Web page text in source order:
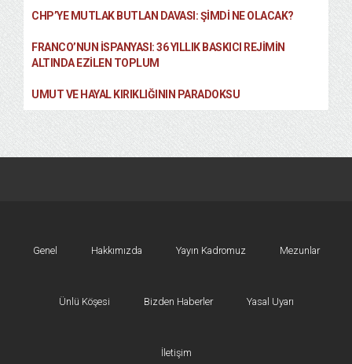
CHP’YE MUTLAK BUTLAN DAVASI: ŞİMDİ NE OLACAK?
FRANCO’NUN İSPANYASI: 36 YILLIK BASKICI REJIMIN
ALTINDA EZILEN TOPLUM
UMUT VE HAYAL KIRIKLIĞININ PARADOKSU
Genel Hakkımızda Yayın Kadromuz Mezunlar
Ünlü Köşesi Bizden Haberler Yasal Uyarı
İletişim